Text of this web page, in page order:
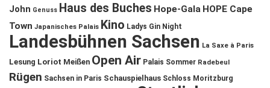
John Genuss Haus des Buches Hope-Gala HOPE Cape
Town Japanisches Palais Kino Ladys Gin Night
Landesbühnen Sachsen La Saxe à Paris
Lesung Loriot Meißen Open Air Palais Sommer Radebeul
Rügen Sachsen in Paris Schauspielhaus Schloss Moritzburg